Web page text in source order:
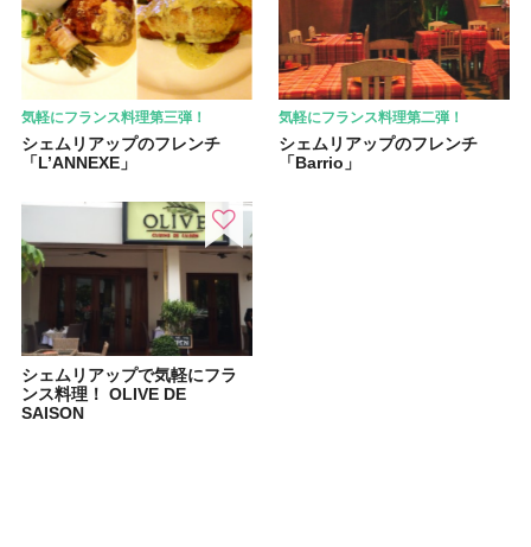
気軽にフランス料理第三弾！
シェムリアップのフレンチ
「L’ANNEXE」
気軽にフランス料理第二弾！
シェムリアップのフレンチ
「Barrio」
シェムリアップで気軽にフラ
ンス料理！ OLIVE DE
SAISON